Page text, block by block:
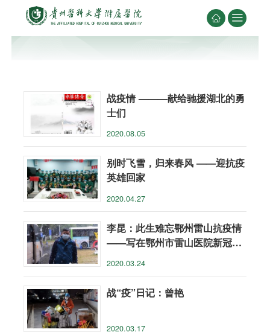
 
战疫情 ———献给驰援湖北的勇
士们
2020.08.05
别时飞雪，归来春风 ——迎抗疫
英雄回家
2020.04.27
李昆：此生难忘鄂州雷山抗疫情
——写在鄂州市雷山医院新冠肺
2020.03.24
战“疫”日记：曾艳
2020.03.17